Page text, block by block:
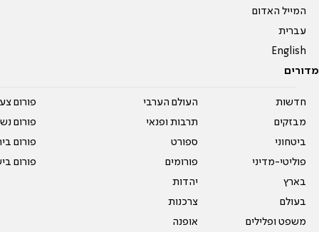
המייל האדום
עברית
English
מדורים
חדשות
מבזקים
ביטחוני
פוליטי-מדיני
בארץ
בעולם
משפט ופלילים
העולם הערבי
תרבות ופנאי
ספורט
פורומים
יהדות
צרכנות
אופנה
פורום
פורום
פורום
פורום